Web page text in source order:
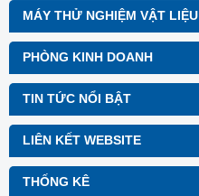
MÁY THỬ NGHIỆM VẬT LIỆU
PHÒNG KINH DOANH
TIN TỨC NỔI BẬT
LIÊN KẾT WEBSITE
THỐNG KÊ
5131:3.6; TM93